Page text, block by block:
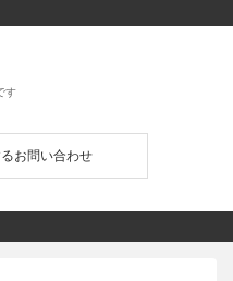
す
お問い合わせ